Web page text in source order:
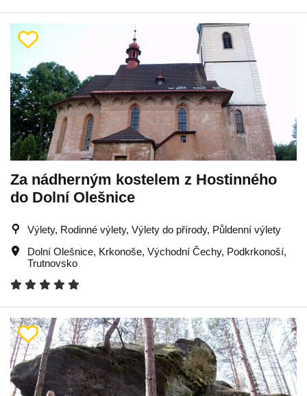
Za nádherným kostelem z Hostinného
do Dolní Olešnice
Výlety, Rodinné výlety, Výlety do přírody, Půldenní výlety
Dolní Olešnice, Krkonoše, Východní Čechy, Podkrkonoší,
Trutnovsko